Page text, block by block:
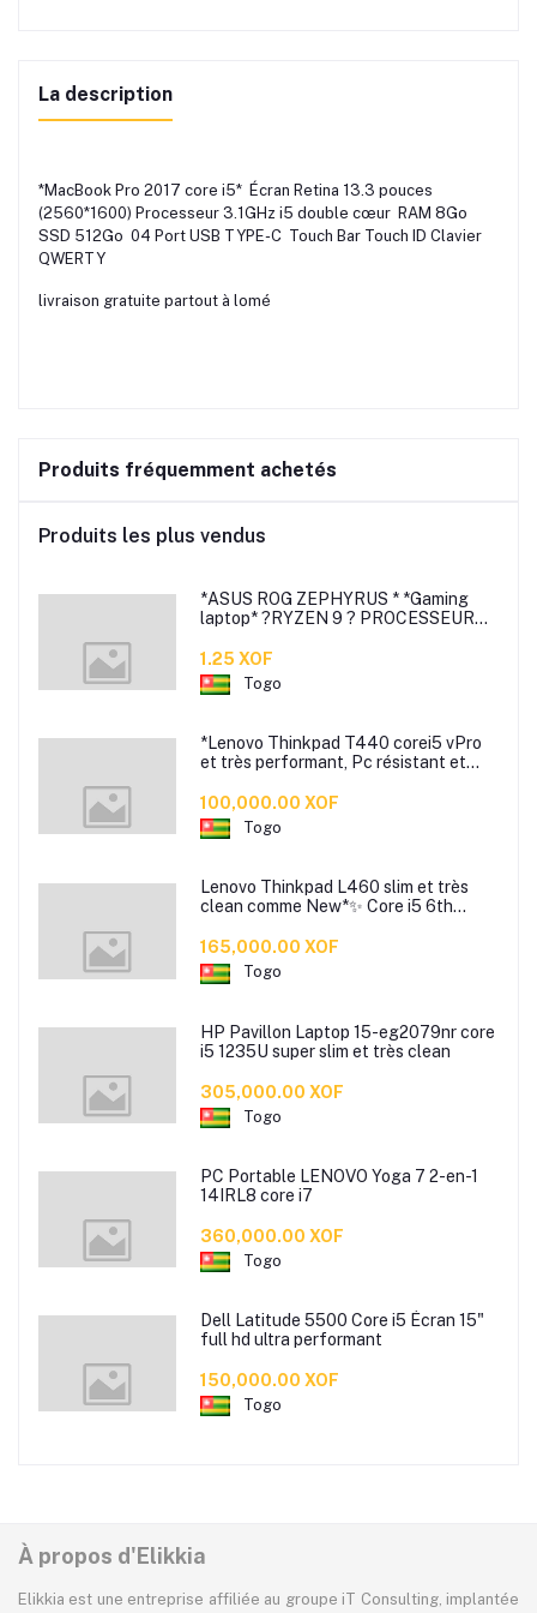
La description
*MacBook Pro 2017 core i5* Écran Retina 13.3 pouces
(2560*1600) Processeur 3.1GHz i5 double cœur RAM 8Go
SSD 512Go 04 Port USB TYPE-C Touch Bar Touch ID Clavier
QWERTY
livraison gratuite partout à lomé
Produits fréquemment achetés
Produits les plus vendus
*ASUS ROG ZEPHYRUS * *Gaming
laptop* ?RYZEN 9 ? PROCESSEUR
RAM 16GB DDR4 ultra-rapide ?
1.25 XOF
Togo
*Lenovo Thinkpad T440 corei5 vPro
et très performant, Pc résistant et
100,000.00 XOF
Togo
Lenovo Thinkpad L460 slim et très
clean comme New*✨ Core i5 6th
165,000.00 XOF
Togo
HP Pavillon Laptop 15-eg2079nr core
i5 1235U super slim et très clean
305,000.00 XOF
Togo
PC Portable LENOVO Yoga 7 2-en-1
14IRL8 core i7
360,000.00 XOF
Togo
Dell Latitude 5500 Core i5 Écran 15"
full hd ultra performant
150,000.00 XOF
Togo
À propos d'Elikkia
Elikkia est une entreprise affiliée au groupe iT Consulting, implantée